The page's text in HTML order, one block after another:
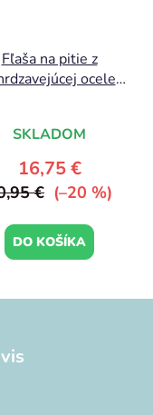
Fľaša na pitie z
ocele:
hodnotenie
produktu
je
z
5
SKLADOM
16,75 €
€ (–20 %)
DO KOŠÍKA